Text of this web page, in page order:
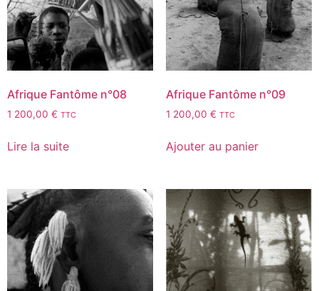
Afrique Fantôme n°08
1 200,00 € TTC
Lire la suite
Afrique Fantôme n°09
1 200,00 € TTC
Ajouter au panier